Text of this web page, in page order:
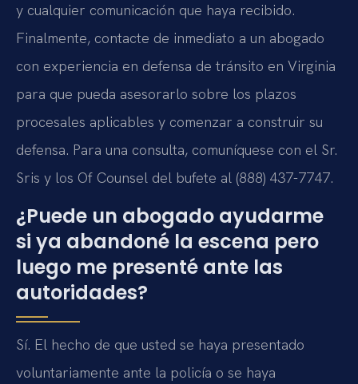
y cualquier comunicación que haya recibido.
Finalmente, contacte de inmediato a un abogado
con experiencia en defensa de tránsito en Virginia
para que pueda asesorarlo sobre los plazos
procesales aplicables y comenzar a construir su
defensa. Para una consulta, comuníquese con el Sr.
Sris y los Of Counsel del bufete al (888) 437-7747.
¿Puede un abogado ayudarme
si ya abandoné la escena pero
luego me presenté ante las
autoridades?
Sí. El hecho de que usted se haya presentado
voluntariamente ante la policía o se haya